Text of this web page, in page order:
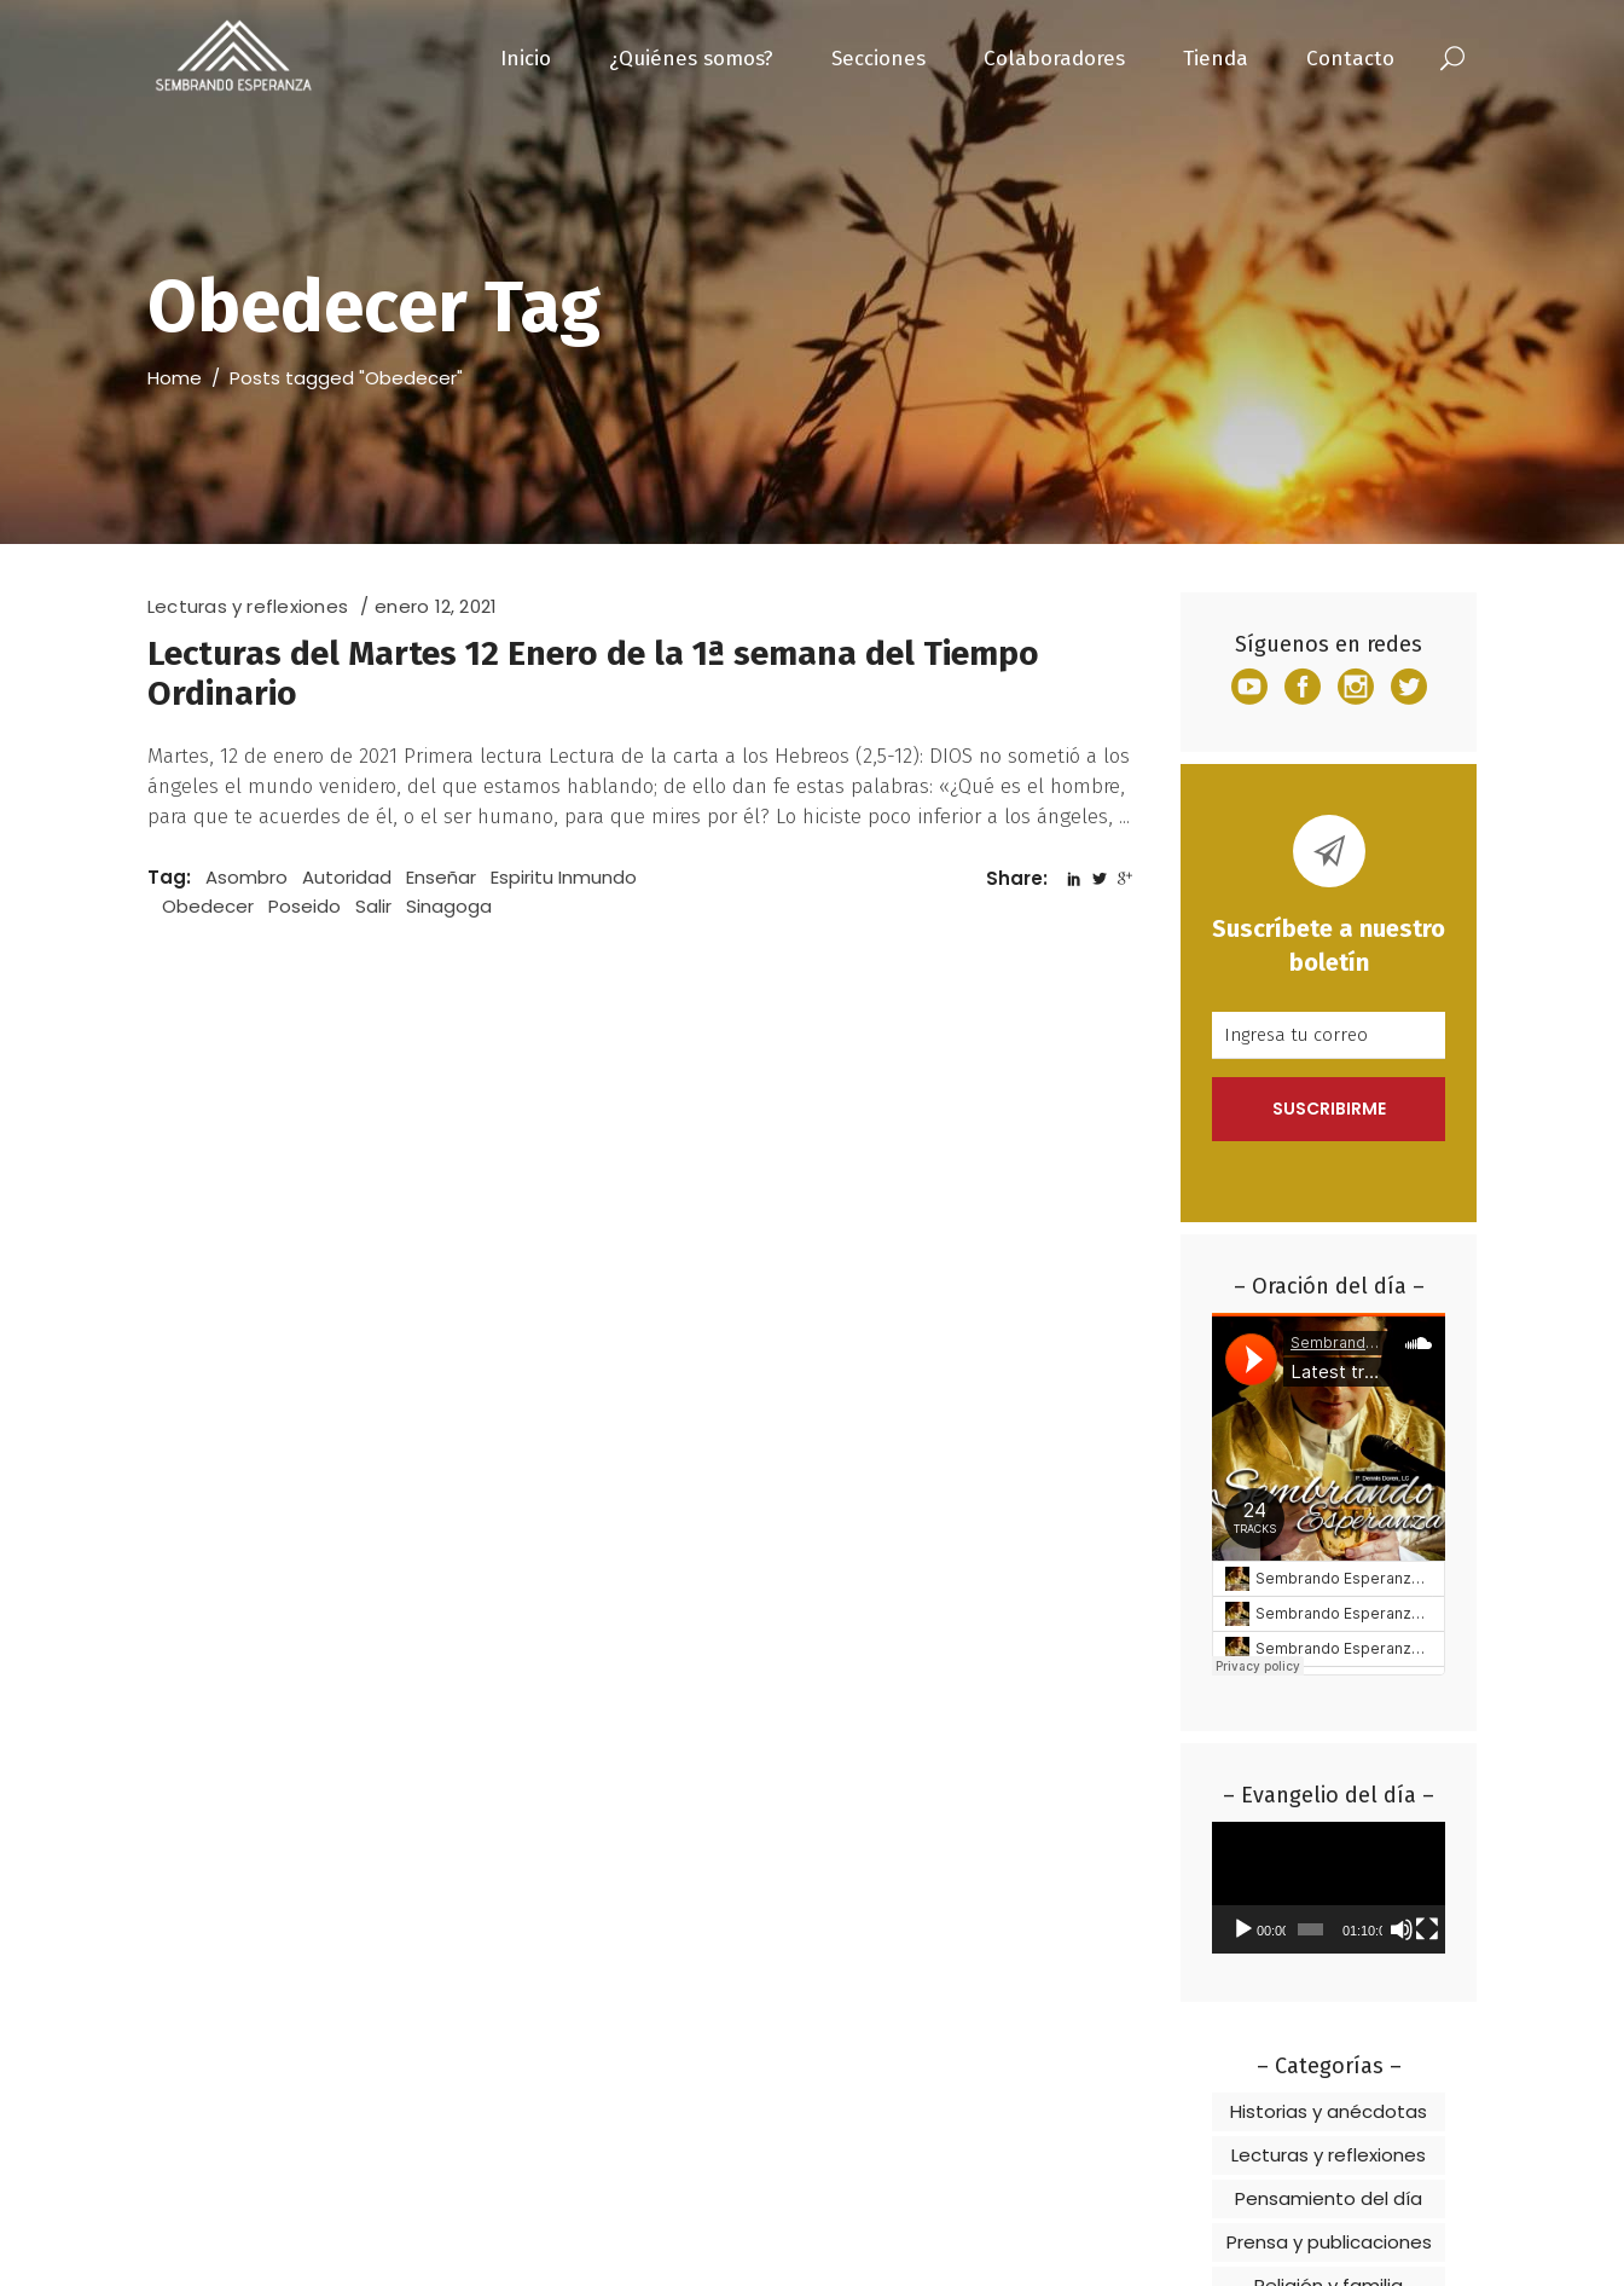
Inicio ¿Quiénes somos? Secciones Colaboradores Tienda Contacto
Obedecer Tag
Home/Posts tagged "Obedecer"
Lecturas y reflexiones enero 12, 2021
Lecturas del Martes 12 Enero de la 1ª semana del Tiempo
Ordinario
Martes, 12 de enero de 2021 Primera lectura Lectura de la carta a los Hebreos (2,5-12): DIOS no sometió a los
ángeles el mundo venidero, del que estamos hablando; de ello dan fe estas palabras: «¿Qué es el hombre,
para que te acuerdes de él, o el ser humano, para que mires por él? Lo hiciste poco inferior a los ángeles,
Tag: Asombro Autoridad Enseñar Espiritu Inmundo
Obedecer Poseido Salir Sinagoga
Share:
Síguenos en redes
Suscríbete a nuestro
boletín
– Oración del día –
– Evangelio del día –
00:00 01:10:01
– Categorías –
Historias y anécdotas
Lecturas y reflexiones
Pensamiento del día
Prensa y publicaciones